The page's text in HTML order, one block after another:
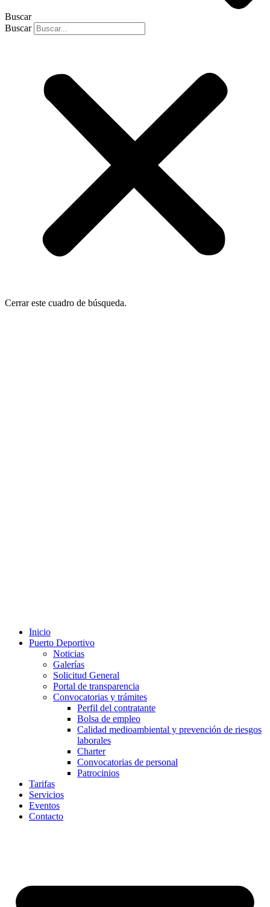
Buscar
Buscar
Cerrar este cuadro de búsqueda.
Inicio
Puerto Deportivo
Noticias
Galerías
Solicitud General
Portal de transparencia
Convocatorias y trámites
Perfil del contratante
Bolsa de empleo
Calidad medioambiental y prevención de riesgos
laborales
Charter
Convocatorias de personal
Patrocinios
Tarifas
Servicios
Eventos
Contacto